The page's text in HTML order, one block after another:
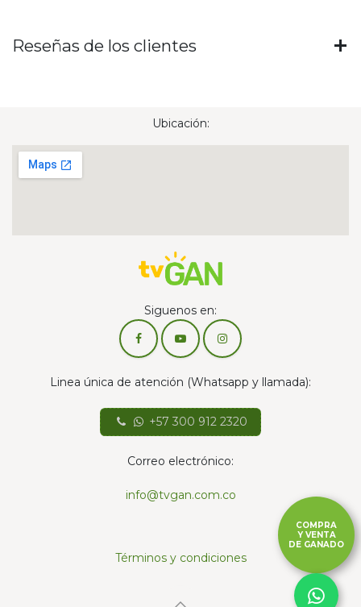
Reseñas de los clientes
Ubicación:
Siguenos en:
Linea única de atención (Whatsapp y llamada):
+57 300 912 2320
Correo electrónico:
info@tvgan.com.co
Términos y condiciones
COMPRA
Y VENTA
DE GANADO